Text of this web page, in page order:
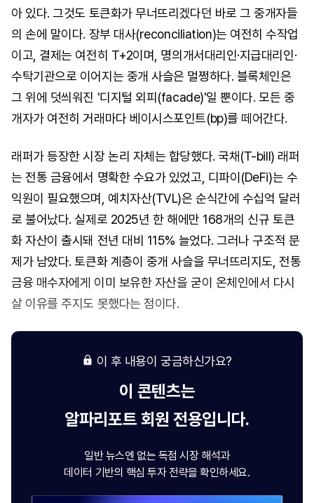
아 있다. 그것도 토큰화가 무너뜨리겠다던 바로 그 중개자들
의 손에 말이다. 장부 대사(reconciliation)는 여전히 수작업
이고, 결제는 여전히 T+2이며, 명의개서대리인·지급대리인·
수탁기관으로 이어지는 중개 사슬은 멀쩡하다. 블록체인은
그 위에 덧씌워진 '디지털 외피(facade)'일 뿐이다. 모든 중
개자가 여전히 거래마다 베이시스포인트(bp)를 떼어간다.
래퍼가 등장한 시장 논리 자체는 합당했다. 국채(T-bill) 래퍼
는 전통 금융에서 명확한 수요가 있었고, 디파이(DeFi)는 수
익원이 필요했으며, 예치자산(TVL)은 순식간에 수십억 달러
로 불어났다. 실제로 2025년 한 해에만 168개의 신규 토큰
화 자산이 출시돼 전년 대비 115% 늘었다. 그러나 구조적 문
제가 남았다. 토큰화 계층이 중개 사슬을 무너뜨리지도, 전통
금융 매수자에게 이미 보유한 자산을 굳이 온체인에서 다시
살 이유를 주지도 못했다는 점이다.
이 후 내용이 궁금하신가요?
이 콘텐츠는
알파리포트 회원 전용입니다.
일반 뉴스엔 없는 독점 시장 해석과
데이터 기반의 핵심 투자 전략을 확인하세요.